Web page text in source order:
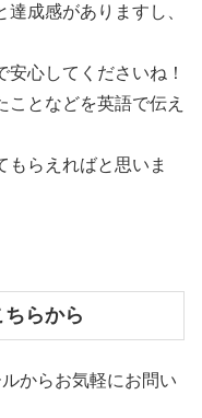
成感がありますし、
心してくださいね！
となどを英語で伝え
もらえればと思いま
らから
からお気軽にお問い